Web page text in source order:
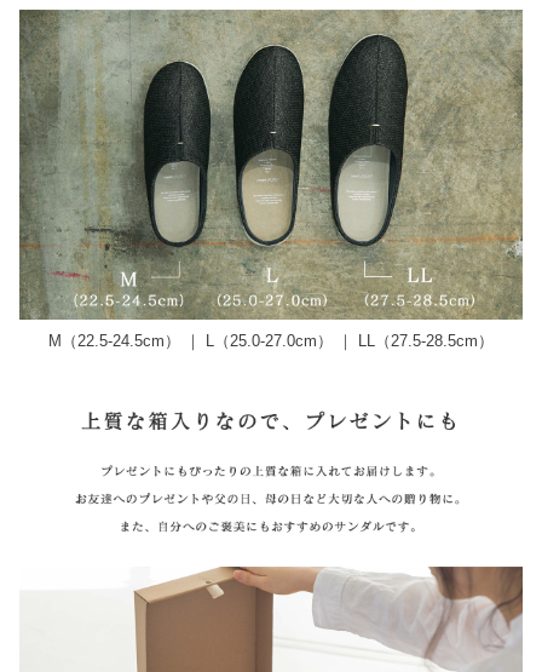
M（22.5-24.5cm） ｜ L（25.0-27.0cm） ｜ LL（27.5-28.5cm）